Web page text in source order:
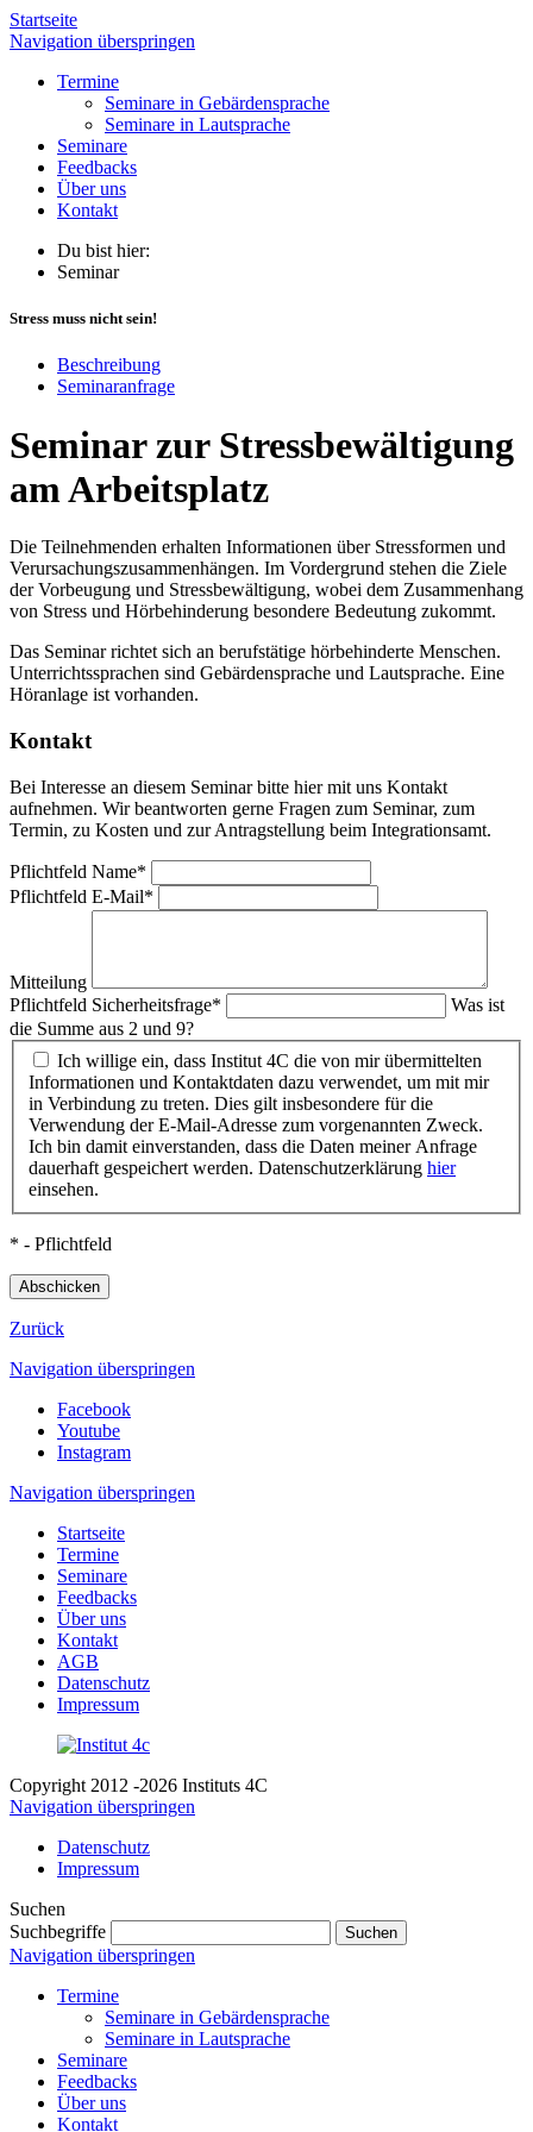
Startseite
Navigation überspringen
Termine
Seminare in Gebärdensprache
Seminare in Lautsprache
Seminare
Feedbacks
Über uns
Kontakt
Du bist hier:
Seminar
Stress muss nicht sein!
Beschreibung
Seminaranfrage
Seminar zur Stressbewältigung
am Arbeitsplatz
Die Teilnehmenden erhalten Informationen über Stressformen und
Verursachungszusammenhängen. Im Vordergrund stehen die Ziele
der Vorbeugung und Stressbewältigung, wobei dem Zusammenhang
von Stress und Hörbehinderung besondere Bedeutung zukommt.
Das Seminar richtet sich an berufstätige hörbehinderte Menschen.
Unterrichtssprachen sind Gebärdensprache und Lautsprache. Eine
Höranlage ist vorhanden.
Kontakt
Bei Interesse an diesem Seminar bitte hier mit uns Kontakt
aufnehmen. Wir beantworten gerne Fragen zum Seminar, zum
Termin, zu Kosten und zur Antragstellung beim Integrationsamt.
Pflichtfeld Name*
Pflichtfeld E-Mail*
Mitteilung
Pflichtfeld Sicherheitsfrage*
Was ist
die Summe aus 2 und 9?
Ich willige ein, dass Institut 4C die von mir übermittelten
Informationen und Kontaktdaten dazu verwendet, um mit mir
in Verbindung zu treten. Dies gilt insbesondere für die
Verwendung der E-Mail-Adresse zum vorgenannten Zweck.
Ich bin damit einverstanden, dass die Daten meiner Anfrage
dauerhaft gespeichert werden. Datenschutzerklärung hier
einsehen.
* - Pflichtfeld
Abschicken
Zurück
Navigation überspringen
Facebook
Youtube
Instagram
Navigation überspringen
Startseite
Termine
Seminare
Feedbacks
Über uns
Kontakt
AGB
Datenschutz
Impressum
Copyright 2012 -2026 Instituts 4C
Navigation überspringen
Datenschutz
Impressum
Suchen
Suchbegriffe
Suchen
Navigation überspringen
Termine
Seminare in Gebärdensprache
Seminare in Lautsprache
Seminare
Feedbacks
Über uns
Kontakt